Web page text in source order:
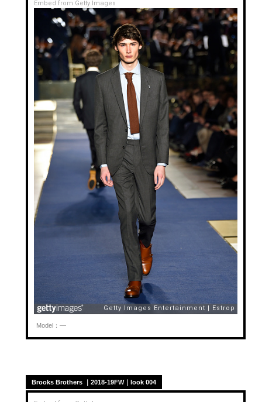
Embed from Getty Images
Model：—
Brooks Brothers ｜2018-19FW｜look 004